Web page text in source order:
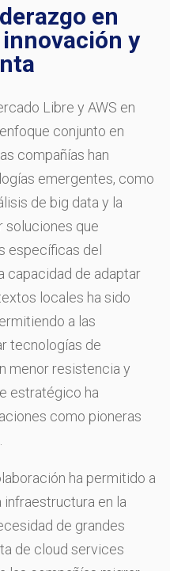
en
y
Libre y AWS en
conjunto en
compañías han
emergentes, como
de big data y la
soluciones que
específicas del
capacidad de adaptar
locales ha sido
a las
tecnologías de
menor resistencia y
estratégico ha
como pioneras
ha permitido a
en la
de grandes
de cloud services